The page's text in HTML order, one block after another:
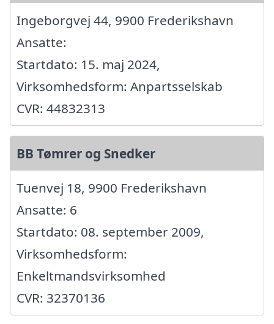
Ingeborgvej 44, 9900 Frederikshavn
Ansatte:
Startdato: 15. maj 2024,
Virksomhedsform: Anpartsselskab
CVR: 44832313
BB Tømrer og Snedker
Tuenvej 18, 9900 Frederikshavn
Ansatte: 6
Startdato: 08. september 2009,
Virksomhedsform:
Enkeltmandsvirksomhed
CVR: 32370136